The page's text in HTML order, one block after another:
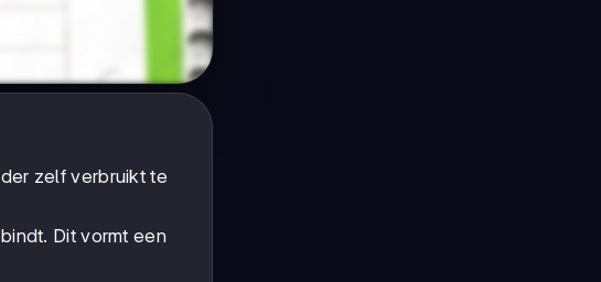
zelf verbruikt te
Dit vormt een